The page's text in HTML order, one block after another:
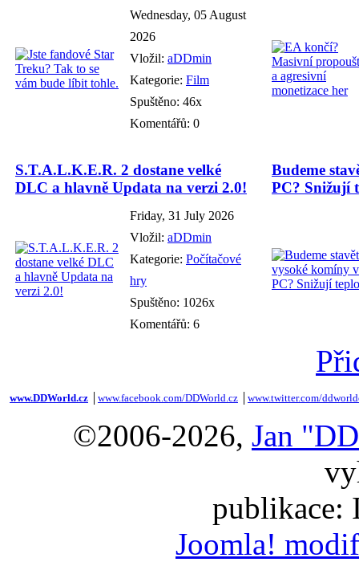
Wednesday, 05 August
2026
Vložil: aDDmin
Kategorie: Film
Spuštěno: 46x
Komentářů: 0
S.T.A.L.K.E.R. 2 dostane velké
DLC a hlavně Updata na verzi 2.0!
Friday, 31 July 2026
Vložil: aDDmin
Kategorie: Počítačové
hry
Spuštěno: 1026x
Komentářů: 6
Budeme
PC? Snižují
www.DDWorld.cz www.facebook.com/DDWorld.cz www.twitter.com/
©2006-2026, Jan
publikace:
Joomla!